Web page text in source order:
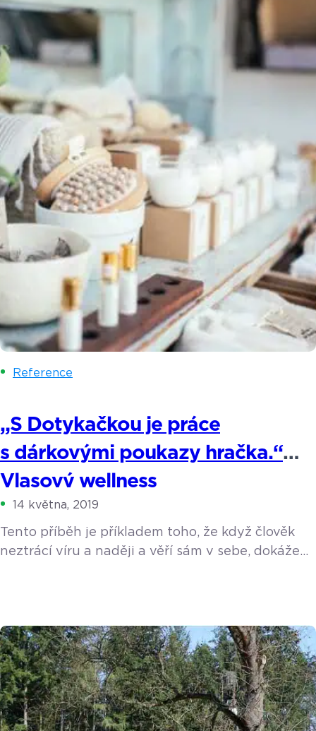
Laura Coffee je o lidech a sám zakladatel se
považuje pouze ze malé kolečko jednoho velkého
soukolí. Nyní […]
Reference
„S Dotykačkou je práce
s dárkovými poukazy hračka.“
Vlasový wellness
14 května, 2019
Tento příběh je příkladem toho, že když člověk
neztrácí víru a naději a věří sám v sebe, dokáže
a jako malá snila o tom, že se stane herečkou.
Bála se však, že neuspěje u talentových zkoušek
a jelikož se necítila být zrovna studijní typ,
rozhodla se […]